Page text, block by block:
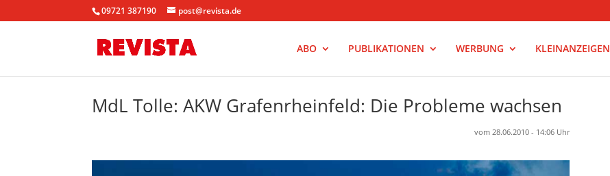
09721 387190 post@revista.de
ABO PUBLIKATIONEN WERBUNG KLEINANZEIGEN
MdL Tolle: AKW Grafenrheinfeld: Die Probleme wachsen
vom 28.06.2010 - 14:06 Uhr